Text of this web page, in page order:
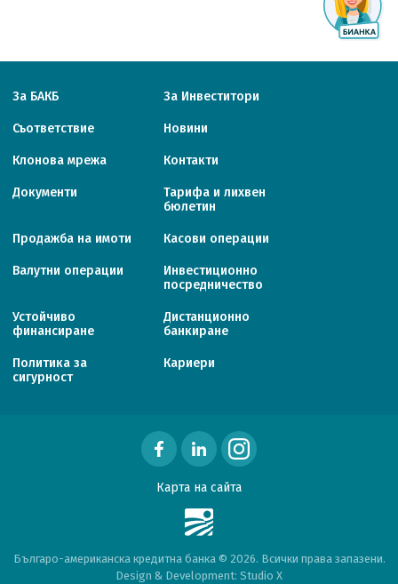
За БАКБ За Инвеститори
Съответствие Новини
Клонова мрежа Контакти
Документи
Тарифa и лихвен
бюлетин
Продажба на имоти Касови операции
Валутни операции
Инвестиционно
посредничество
Устойчиво
финансиране
Дистанционно
банкиране
Политика за
сигурност
Кариери
Българо-американска кредитна банка © 2026. Всички права запазени.
Карта на сайта
Design & Development: Studio X